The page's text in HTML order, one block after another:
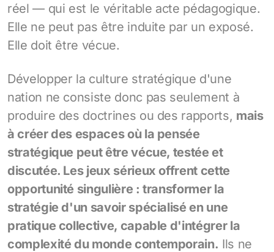
réel — qui est le véritable acte pédagogique.
Elle ne peut pas être induite par un exposé.
Elle doit être vécue.
Développer la culture stratégique d'une
nation ne consiste donc pas seulement à
produire des doctrines ou des rapports, mais
à créer des espaces où la pensée
stratégique peut être vécue, testée et
discutée. Les jeux sérieux offrent cette
opportunité singulière : transformer la
stratégie d'un savoir spécialisé en une
pratique collective, capable d'intégrer la
complexité du monde contemporain. Ils ne